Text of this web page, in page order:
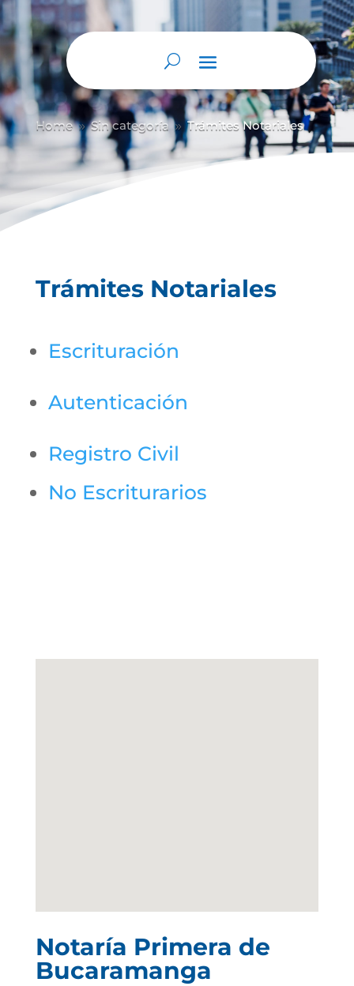
Home 9 Sin categoría 9 Trámites Notariales
Trámites Notariales
Escrituración
Autenticación
Registro Civil
No Escriturarios
Notaría Primera de
Bucaramanga